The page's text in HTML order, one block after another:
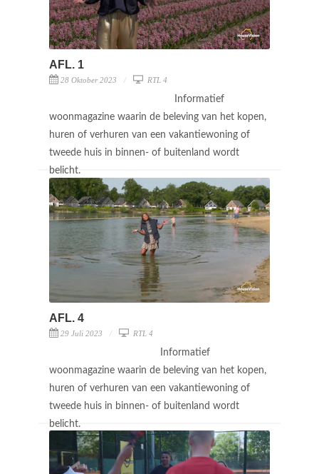
AFL. 1
28 Oktober 2023 RTL 4
Informatief
woonmagazine waarin de beleving van het kopen,
huren of verhuren van een vakantiewoning of
tweede huis in binnen- of buitenland wordt
belicht.
AFL. 4
29 Juli 2023 RTL 4
Informatief
woonmagazine waarin de beleving van het kopen,
huren of verhuren van een vakantiewoning of
tweede huis in binnen- of buitenland wordt
belicht.